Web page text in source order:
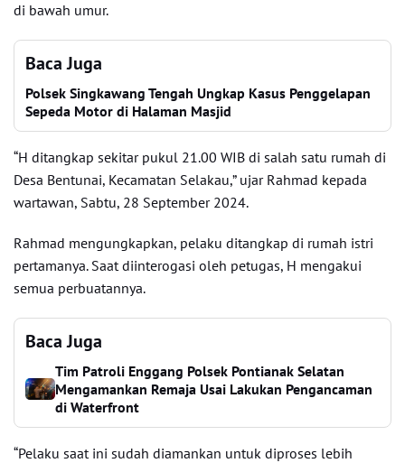
di bawah umur.
Baca Juga
Polsek Singkawang Tengah Ungkap Kasus Penggelapan
Sepeda Motor di Halaman Masjid
“H ditangkap sekitar pukul 21.00 WIB di salah satu rumah di
Desa Bentunai, Kecamatan Selakau,” ujar Rahmad kepada
wartawan, Sabtu, 28 September 2024.
Rahmad mengungkapkan, pelaku ditangkap di rumah istri
pertamanya. Saat diinterogasi oleh petugas, H mengakui
semua perbuatannya.
Baca Juga
Tim Patroli Enggang Polsek Pontianak Selatan
Mengamankan Remaja Usai Lakukan Pengancaman
di Waterfront
“Pelaku saat ini sudah diamankan untuk diproses lebih